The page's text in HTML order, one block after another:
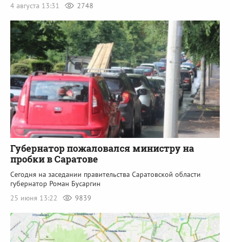
4 августа 13:31
2748
Губернатор пожаловался министру на
пробки в Саратове
Сегодня на заседании правительства Саратовской области
губернатор Роман Бусаргин
25 июня 13:22
9839